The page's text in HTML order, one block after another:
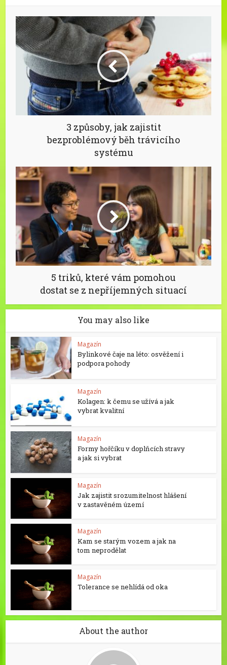
3 způsoby, jak zajistit
bezproblémový běh trávicího
systému
5 triků, které vám pomohou
dostat se z nepříjemných situací
You may also like
Magazín
Bylinkové čaje na léto: osvěžení i
podpora pohody
Magazín
Kolagen: k čemu se užívá a jak
vybrat kvalitní
Magazín
Formy hořčíku v doplňcích stravy
a jak si vybrat
Magazín
Jak zajistit srozumitelnost hlášení
v zastavěném území
Magazín
Kam se starým vozem a jak na
tom neprodělat
Magazín
Tolerance se nehlídá od oka
About the author